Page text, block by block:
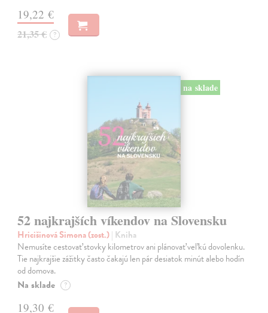
19,22 €
21,35 € ?
na sklade
52 najkrajších víkendov na Slovensku
Hricišinová Simona (zost.)| Kniha
Nemusíte cestovať stovky kilometrov ani plánovať veľkú dovolenku.
Tie najkrajšie zážitky často čakajú len pár desiatok minút alebo hodín
od domova.
Na sklade ?
19,30 €